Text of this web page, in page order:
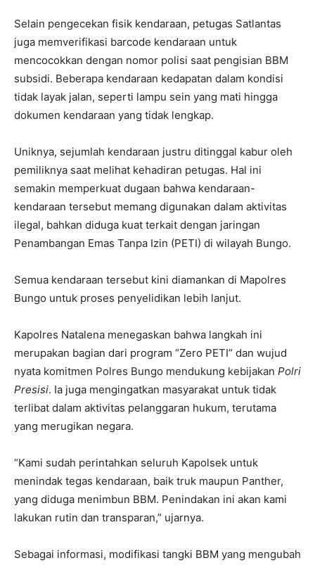
Selain pengecekan fisik kendaraan, petugas Satlantas
juga memverifikasi barcode kendaraan untuk
mencocokkan dengan nomor polisi saat pengisian BBM
subsidi. Beberapa kendaraan kedapatan dalam kondisi
tidak layak jalan, seperti lampu sein yang mati hingga
dokumen kendaraan yang tidak lengkap.
Uniknya, sejumlah kendaraan justru ditinggal kabur oleh
pemiliknya saat melihat kehadiran petugas. Hal ini
semakin memperkuat dugaan bahwa kendaraan-
kendaraan tersebut memang digunakan dalam aktivitas
ilegal, bahkan diduga kuat terkait dengan jaringan
Penambangan Emas Tanpa Izin (PETI) di wilayah Bungo.
Semua kendaraan tersebut kini diamankan di Mapolres
Bungo untuk proses penyelidikan lebih lanjut.
Kapolres Natalena menegaskan bahwa langkah ini
merupakan bagian dari program “Zero PETI” dan wujud
nyata komitmen Polres Bungo mendukung kebijakan Polri
Presisi. Ia juga mengingatkan masyarakat untuk tidak
terlibat dalam aktivitas pelanggaran hukum, terutama
yang merugikan negara.
“Kami sudah perintahkan seluruh Kapolsek untuk
menindak tegas kendaraan, baik truk maupun Panther,
yang diduga menimbun BBM. Penindakan ini akan kami
lakukan rutin dan transparan,” ujarnya.
Sebagai informasi, modifikasi tangki BBM yang mengubah